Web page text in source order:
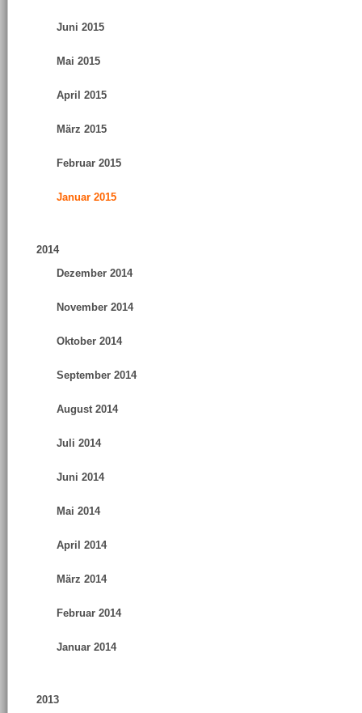
Juni 2015
Mai 2015
April 2015
März 2015
Februar 2015
Januar 2015
2014
Dezember 2014
November 2014
Oktober 2014
September 2014
August 2014
Juli 2014
Juni 2014
Mai 2014
April 2014
März 2014
Februar 2014
Januar 2014
2013